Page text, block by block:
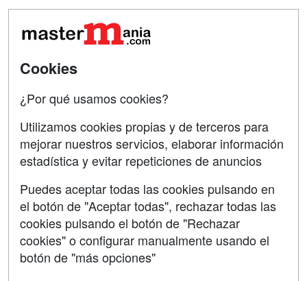
Contactar
Aviso legal
Copyleft
Cookies
¿Por qué usamos cookies?
Utilizamos cookies propias y de terceros para
mejorar nuestros servicios, elaborar información
estadística y evitar repeticiones de anuncios
Puedes aceptar todas las cookies pulsando en
el botón de "Aceptar todas", rechazar todas las
cookies pulsando el botón de "Rechazar
cookies" o configurar manualmente usando el
botón de "más opciones"